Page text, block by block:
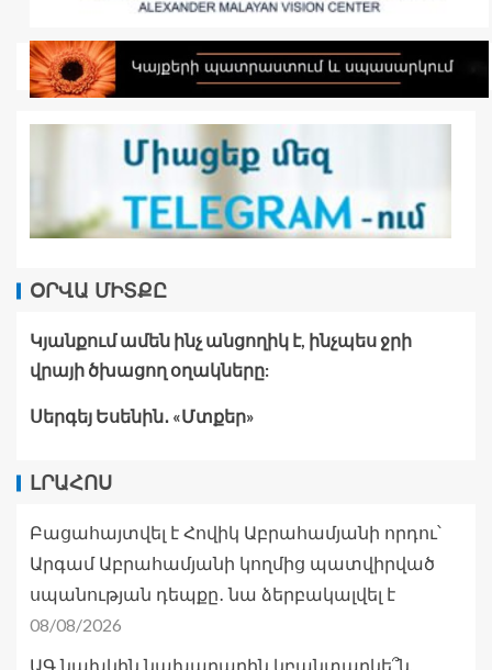
ՕՐՎԱ ՄԻՏՔԸ
Կյանքում ամեն ինչ անցողիկ է, ինչպես ջրի
վրայի ծխացող օղակները:
Սերգեյ Եսենին․ «Մտքեր»
ԼՐԱՀՈՍ
Բացահայտվել է Հովիկ Աբրահամյանի որդու՝
Արգամ Աբրահամյանի կողմից պատվիրված
սպանության դեպքը․ նա ձերբակալվել է
08/08/2026